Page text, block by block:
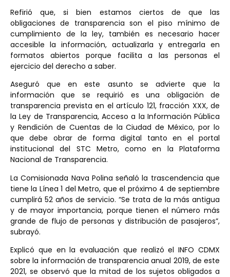
Refirió que, si bien estamos ciertos de que las
obligaciones de transparencia son el piso mínimo de
cumplimiento de la ley, también es necesario hacer
accesible la información, actualizarla y entregarla en
formatos abiertos porque facilita a las personas el
ejercicio del derecho a saber.
Aseguró que en este asunto se advierte que la
información que se requirió es una obligación de
transparencia prevista en el artículo 121, fracción XXX, de
la Ley de Transparencia, Acceso a la Información Pública
y Rendición de Cuentas de la Ciudad de México, por lo
que debe obrar de forma digital tanto en el portal
institucional del STC Metro, como en la Plataforma
Nacional de Transparencia.
La Comisionada Nava Polina señaló la trascendencia que
tiene la Línea 1 del Metro, que el próximo 4 de septiembre
cumplirá 52 años de servicio. “Se trata de la más antigua
y de mayor importancia, porque tienen el número más
grande de flujo de personas y distribución de pasajeros”,
subrayó.
Explicó que en la evaluación que realizó el INFO CDMX
sobre la información de transparencia anual 2019, de este
2021, se observó que la mitad de los sujetos obligados a